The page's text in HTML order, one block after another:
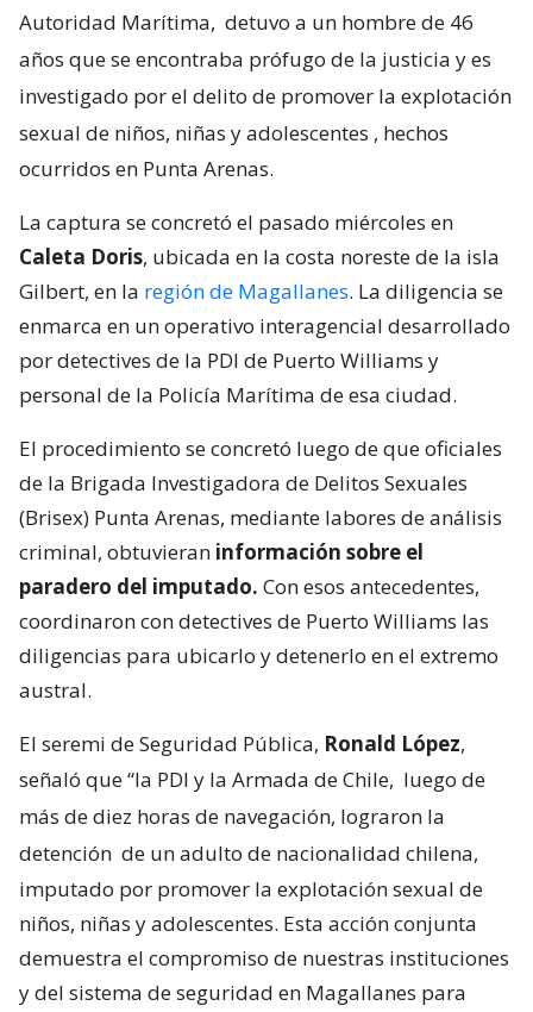
Autoridad Marítima, detuvo a un hombre de 46
años que se encontraba prófugo de la justicia y es
investigado por el delito de promover la explotación
sexual de niños, niñas y adolescentes , hechos
ocurridos en Punta Arenas.
La captura se concretó el pasado miércoles en
Caleta Doris, ubicada en la costa noreste de la isla
Gilbert, en la región de Magallanes. La diligencia se
enmarca en un operativo interagencial desarrollado
por detectives de la PDI de Puerto Williams y
personal de la Policía Marítima de esa ciudad.
El procedimiento se concretó luego de que oficiales
de la Brigada Investigadora de Delitos Sexuales
(Brisex) Punta Arenas, mediante labores de análisis
criminal, obtuvieran información sobre el
paradero del imputado. Con esos antecedentes,
coordinaron con detectives de Puerto Williams las
diligencias para ubicarlo y detenerlo en el extremo
austral.
El seremi de Seguridad Pública, Ronald López,
señaló que “la PDI y la Armada de Chile, luego de
más de diez horas de navegación, lograron la
detención de un adulto de nacionalidad chilena,
imputado por promover la explotación sexual de
niños, niñas y adolescentes. Esta acción conjunta
demuestra el compromiso de nuestras instituciones
y del sistema de seguridad en Magallanes para